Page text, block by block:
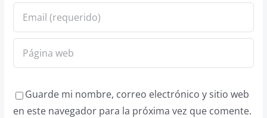
Guarde mi nombre, correo electrónico y sitio web
en este navegador para la próxima vez que comente.